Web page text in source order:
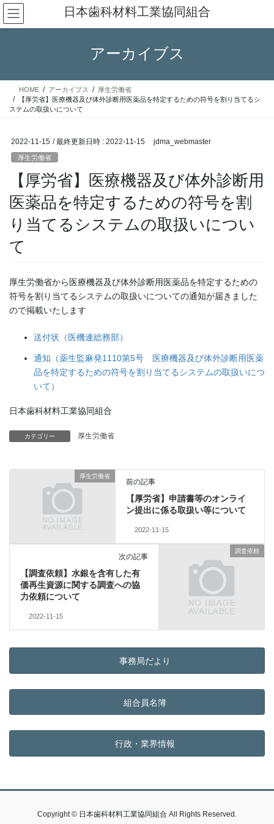
コ
ン
テ
ス
ナ
ビ
ゲ
ン
日本歯科材料工業協同組合
アーカイブス
HOME アーカイブス
厚生労働省
【厚労省】医療機器及び体外診断用医薬品を特定するための符号を割り当てるシ
ステムの取扱いについて
2022-11-15 / 最終更新日時 : 2022-11-15 jdma_webmaster
厚生労働省
【厚労省】医療機器及び体外診断用
医薬品を特定するための符号を割
り当てるシステムの取扱いについ
て
厚生労働省から医療機器及び体外診断用医薬品を特定するための
符号を割り当てるシステムの取扱いについての通知が届きました
ので掲載いたします
送付状（医機連総務部）
通知（薬生監麻発1110第5号 医療機器及び体外診断用医薬
品を特定するための符号を割り当てるシステムの取扱いにつ
いて）
日本歯科材料工業協同組合
カテゴリー 厚生労働省
厚生労働省
前の記事
【厚労省】申請書等のオンライ
ン提出に係る取扱い等について
2022-11-15
調査依頼
次の記事
【調査依頼】水銀を含有した有
価再生資源に関する調査への協
力依頼について
2022-11-15
事務局だより
組合員名簿
行政・業界情報
Copyright © 日本歯科材料工業協同組合 All Rights Reserved.